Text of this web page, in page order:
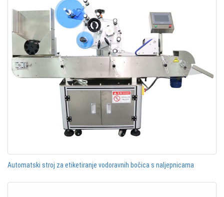
Automatski stroj za etiketiranje vodoravnih bočica s naljepnicama